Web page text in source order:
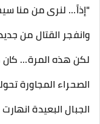
"إذاً… لنرى من منا
وانفجر القتال من
لكن هذه المرة…
الصحراء المجاورة
الجبال البعيدة